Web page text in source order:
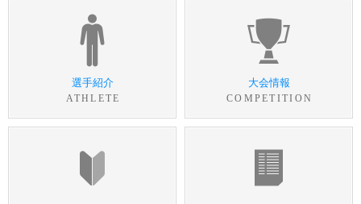
選手紹介
ATHLETE
大会情報
COMPETITION